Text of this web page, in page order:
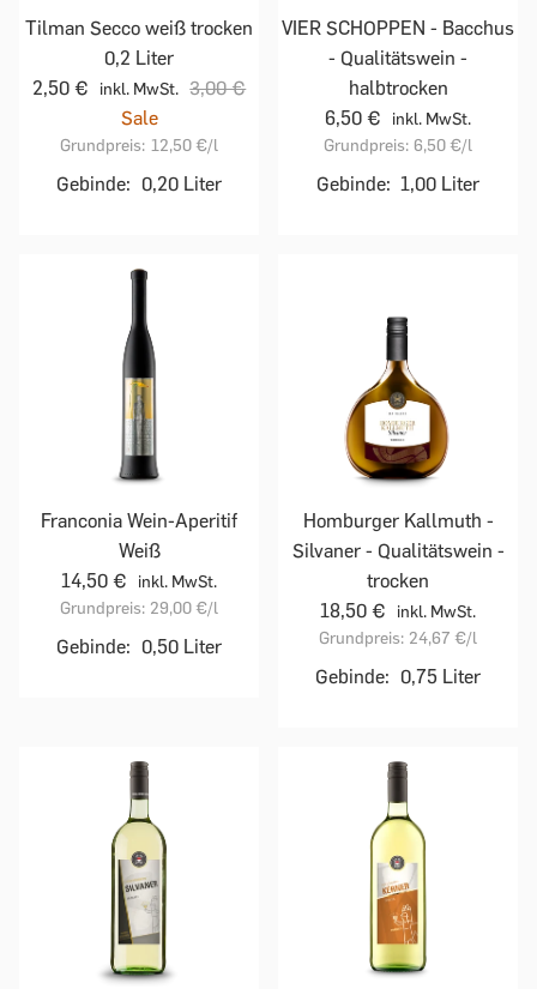
Tilman Secco weiß trocken
0,2 Liter
2,50 €
inkl. MwSt. 3,00 €
Sale
Grundpreis: 12,50 €/l
Gebinde: 0,20 Liter
VIER SCHOPPEN - Bacchus
- Qualitätswein -
halbtrocken
6,50 €
inkl. MwSt.
Grundpreis: 6,50 €/l
Gebinde: 1,00 Liter
Franconia Wein-Aperitif
Weiß
14,50 €
inkl. MwSt.
Grundpreis: 29,00 €/l
Gebinde: 0,50 Liter
Homburger Kallmuth -
Silvaner - Qualitätswein -
trocken
18,50 €
inkl. MwSt.
Grundpreis: 24,67 €/l
Gebinde: 0,75 Liter